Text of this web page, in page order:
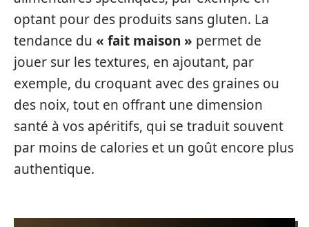
optant pour des produits sans gluten. La
tendance du « fait maison » permet de
jouer sur les textures, en ajoutant, par
exemple, du croquant avec des graines ou
des noix, tout en offrant une dimension
santé à vos apéritifs, qui se traduit souvent
par moins de calories et un goût encore plus
authentique.